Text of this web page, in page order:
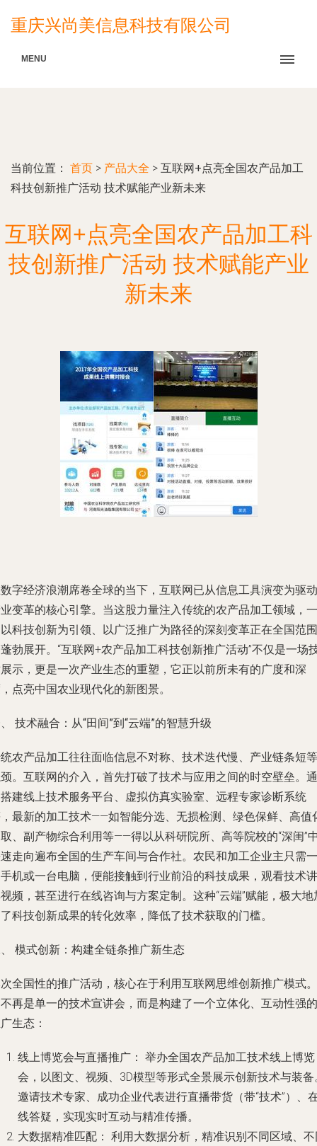
重庆兴尚美信息科技有限公司
MENU
当前位置： 首页 > 产品大全 > 互联网+点亮全国农产品加工
科技创新推广活动 技术赋能产业新未来
互联网+点亮全国农产品加工科
技创新推广活动 技术赋能产业
新未来
字经济浪潮席卷全球的当下，互联网已从信息工具演变为驱动
变革的核心引擎。当这股力量注入传统的农产品加工领域，一
科技创新为引领、以广泛推广为路径的深刻变革正在全国范围
勃展开。“互联网+农产品加工科技创新推广活动”不仅是一场
示，更是一次产业生态的重塑，它正以前所未有的广度和深
点亮中国农业现代化的新图景。
技术融合：从“田间”到“云端”的智慧升级
农产品加工往往面临信息不对称、技术迭代慢、产业链条短等
。互联网的介入，首先打破了技术与应用之间的时空壁垒。通
建线上技术服务平台、虚拟仿真实验室、远程专家诊断系统
最新的加工技术——如智能分选、无损检测、绿色保鲜、高值
、副产物综合利用等——得以从科研院所、高等院校的“深闺”
走向遍布全国的生产车间与合作社。农民和加工企业主只需一
机或一台电脑，便能接触到行业前沿的科技成果，观看技术讲
频，甚至进行在线咨询与方案定制。这种“云端”赋能，极大地
科技创新成果的转化效率，降低了技术获取的门槛。
模式创新：构建全链条推广新生态
全国性的推广活动，核心在于利用互联网思维创新推广模式。
再是单一的技术宣讲会，而是构建了一个立体化、互动性强的
生态：
线上博览会与直播推广： 举办全国农产品加工技术线上博览
会，以图文、视频、3D模型等形式全景展示创新技术与装备
邀请技术专家、成功企业代表进行直播带货（带“技术”）、
线答疑，实现实时互动与精准传播。
大数据精准匹配： 利用大数据分析，精准识别不同区域、